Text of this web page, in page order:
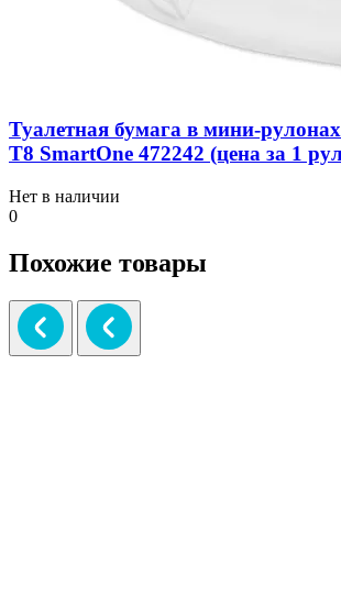
Туалетная бумага в мини-
T8 SmartOne 472242 (цена за 1
Нет в наличии
0
Похожие товары